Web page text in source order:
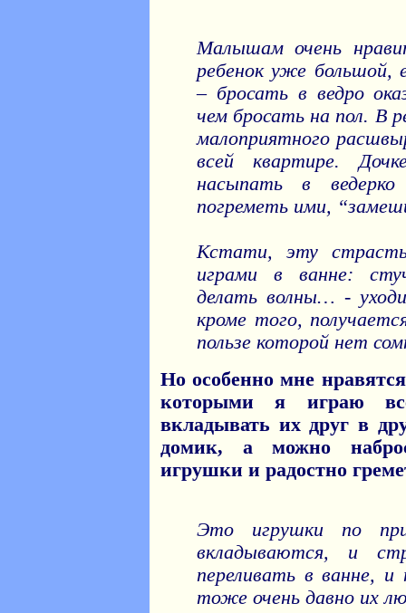
Малышам очень
ребенок уже большой,
– бросать в ведро
чем бросать на пол. В
малоприятного
всей квартире.
насыпать в
погреметь ими,
Кстати, эту
играми в ванне:
делать волны… -
кроме того,
пользе которой нет
Но особенно мне
которыми я играю
вкладывать их друг в
домик, а можно
игрушки и радостно
Это игрушки по
вкладываются, и
переливать в ванне,
тоже очень давно их